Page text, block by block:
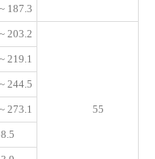
187.3
203.2
55
219.1
244.5
273.1